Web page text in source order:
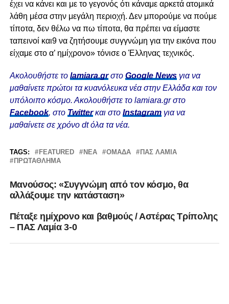
έχει να κάνει και με το γεγονός ότι κάναμε αρκετά ατομικά
λάθη μέσα στην μεγάλη περιοχή. Δεν μπορούμε να πούμε
τίποτα, δεν θέλω να πω τίποτα, θα πρέπει να είμαστε
ταπεινοί και9 να ζητήσουμε συγγνώμη για την εικόνα που
είχαμε στο α’ ημίχρονο» τόνισε ο Έλληνας τεχνικός.
Ακολουθήστε το lamiara.grστο Google Newsγια να
μαθαίνετε πρώτοι τα κυανόλευκα νέα στην Ελλάδα και τον
υπόλοιπο κόσμο. Ακολουθήστε το lamiara.gr στο
Facebook, στο Twitterκαι στο Instagram για να
μαθαίνετε σε χρόνο dt όλα τα νέα.
TAGS: FEATURED ΝΈΑ ΟΜΆΔΑ
ΠΑΣ ΛΑΜΙΑ
ΠΡΩΤΆΘΛΗΜΑ
Μανούσος: «Συγγνώμη από τον κόσμο, θα
αλλάξουμε την κατάσταση»
Πέταξε ημίχρονο και βαθμούς / Αστέρας Τρίπολης
– ΠΑΣ Λαμία 3-0